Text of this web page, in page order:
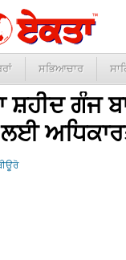
ਸਭਿਆਚਾਰ
ਗੰਜ
ਲਈ